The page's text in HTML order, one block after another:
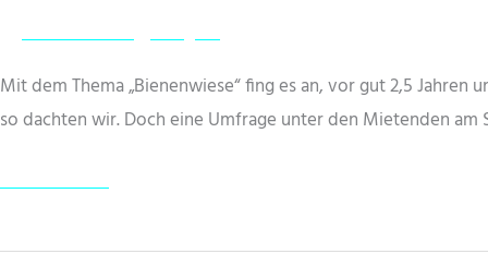
MuT Aktuelles hitzigerv
Mit dem Thema „Bienenwiese“ fing es an, vor gut 2,5
so dachten wir. Doch eine Umfrage unter den Mietenden
„Social
im
Weiterlesen »